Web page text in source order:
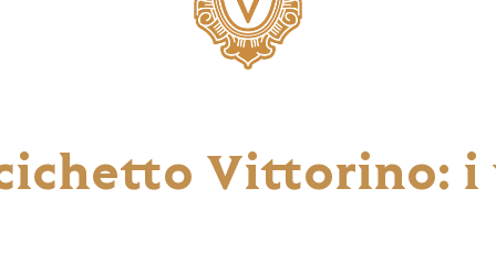
Vittorino: